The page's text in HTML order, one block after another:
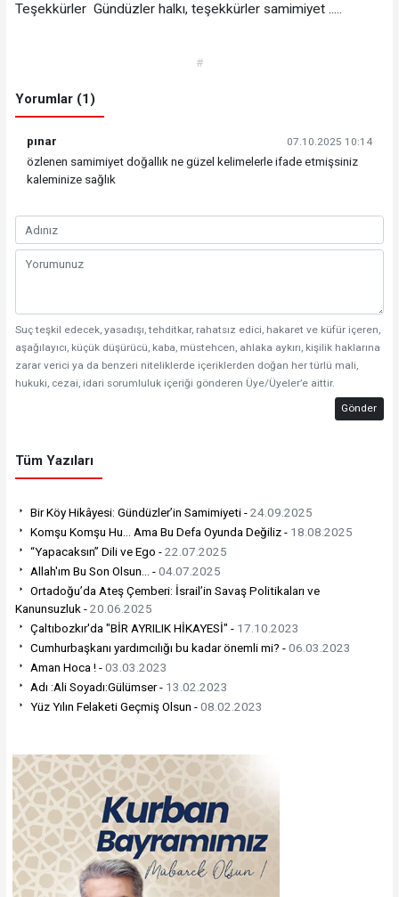
Teşekkürler Gündüzler halkı, teşekkürler samimiyet .....
#
Yorumlar (1)
pınar 07.10.2025 10:14
özlenen samimiyet doğallık ne güzel kelimelerle ifade etmişsiniz
kaleminize sağlık
Suç teşkil edecek, yasadışı, tehditkar, rahatsız edici, hakaret ve küfür içeren,
aşağılayıcı, küçük düşürücü, kaba, müstehcen, ahlaka aykırı, kişilik haklarına
zarar verici ya da benzeri niteliklerde içeriklerden doğan her türlü mali,
hukuki, cezai, idari sorumluluk içeriği gönderen Üye/Üyeler’e aittir.
Gönder
Tüm Yazıları
Bir Köy Hikâyesi: Gündüzler’in Samimiyeti -24.09.2025
Komşu Komşu Hu… Ama Bu Defa Oyunda Değiliz - 18.08.2025
“Yapacaksın” Dili ve Ego -22.07.2025
Allah'ım Bu Son Olsun... -04.07.2025
Ortadoğu’da Ateş Çemberi: İsrail’in Savaş Politikaları ve
Kanunsuzluk -20.06.2025
Çaltıbozkır'da "BİR AYRILIK HİKAYESİ" - 17.10.2023
Cumhurbaşkanı yardımcılığı bu kadar önemli mi? -06.03.2023
Aman Hoca ! -03.03.2023
Adı :Ali Soyadı:Gülümser - 13.02.2023
Yüz Yılın Felaketi Geçmiş Olsun -08.02.2023